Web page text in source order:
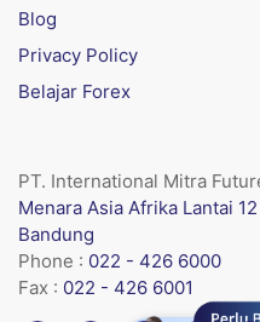
Blog
Privacy Policy
Belajar Forex
PT. International Mitra
Menara Asia Afrika Lantai
Bandung
Phone : 022 - 426 6000
Fax : 022 - 426 6001